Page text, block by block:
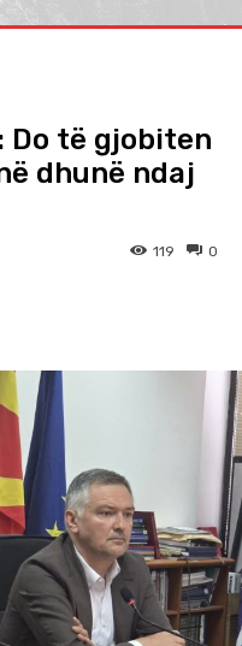
Do të gjobiten
dhunë ndaj
0
119